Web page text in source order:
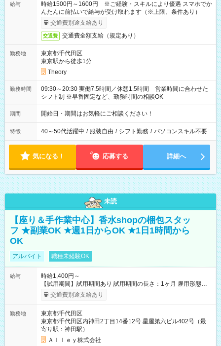
給与
時給1500円～1600円 ※ご経験・スキルにより優遇 スマホでか
んたんに前払いで給与が受け取れます（※上限、条件あり）
交通費別途支給あり
交通費 交通費全額支給（規定あり）
勤務地
東京都千代田区
東京駅から徒歩1分
Theory
勤務時間
09:30～20:30 実働7.5時間／休憩1.5時間 営業時間に合わせた
シフト制 ※早番固定など、勤務時間の相談OK
期間 開始日・期間はお気軽にご相談ください！
特徴 40～50代活躍中 / 服装自由 / シフト勤務 / パソコンスキル不要
気になる！ 応募する 詳細へ
未読
【座り＆手作業中心】香水shopの梱包スタッ
フ ★副業OK ★週1日からOK ★1日1時間から
OK
アルバイト 職種未経験OK
給与
時給1,400円～
【試用期間】試用期間あり 試用期間の長さ：1ヶ月 雇用形態、
給与は本採用時と同じです。
交通費別途支給あり
勤務地
東京都千代田区
東京都千代田区内神田2丁目14番12号 星屋第六ビル402号（最
寄り駅：神田駅）
Ａｌｌｅｙ株式会社